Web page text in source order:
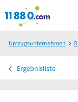
Umzugsunternehmen
Ergebnisliste